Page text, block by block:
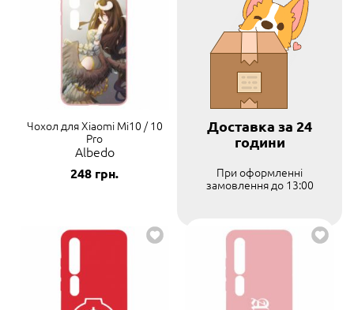
Чохол для Xiaomi Mi10 / 10
Pro
Albedo
248 грн.
Доставка за 24
години
При оформленні
замовлення до 13:00